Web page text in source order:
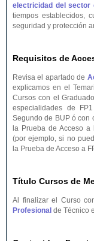
electricidad del sector
tiempos establecidos,
seguridad y protección
Requisitos de
Revisa el apartado de
explicamos en el
Cursos con el
especialidades de
Segundo de BUP ó con
la Prueba de Acceso
(por ejemplo, si no
la Prueba de Acceso a
Título Cursos de
Al finalizar el Curso
Profesional de Técnico